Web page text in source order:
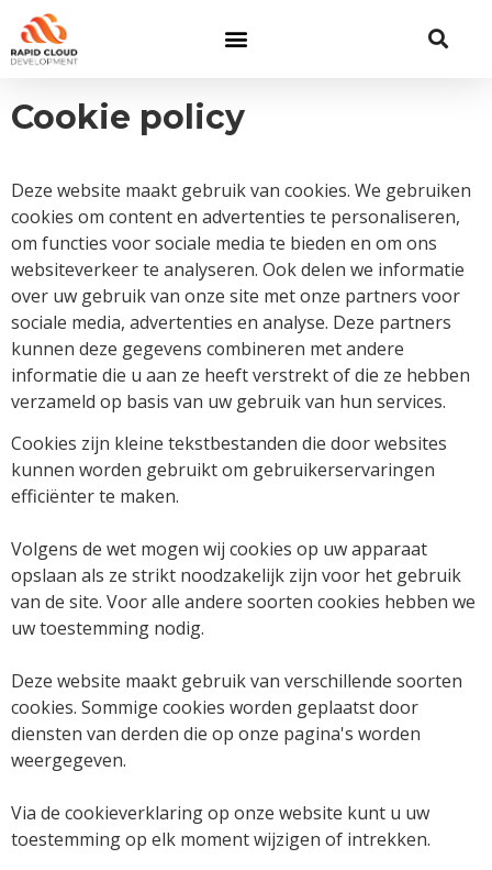
Cookie policy
Deze website maakt gebruik van cookies. We gebruiken
cookies om content en advertenties te personaliseren,
om functies voor sociale media te bieden en om ons
websiteverkeer te analyseren. Ook delen we informatie
over uw gebruik van onze site met onze partners voor
sociale media, advertenties en analyse. Deze partners
kunnen deze gegevens combineren met andere
informatie die u aan ze heeft verstrekt of die ze hebben
verzameld op basis van uw gebruik van hun services.
Cookies zijn kleine tekstbestanden die door websites
kunnen worden gebruikt om gebruikerservaringen
efficiënter te maken.
Volgens de wet mogen wij cookies op uw apparaat
opslaan als ze strikt noodzakelijk zijn voor het gebruik
van de site. Voor alle andere soorten cookies hebben we
uw toestemming nodig.
Deze website maakt gebruik van verschillende soorten
cookies. Sommige cookies worden geplaatst door
diensten van derden die op onze pagina's worden
weergegeven.
Via de cookieverklaring op onze website kunt u uw
toestemming op elk moment wijzigen of intrekken.